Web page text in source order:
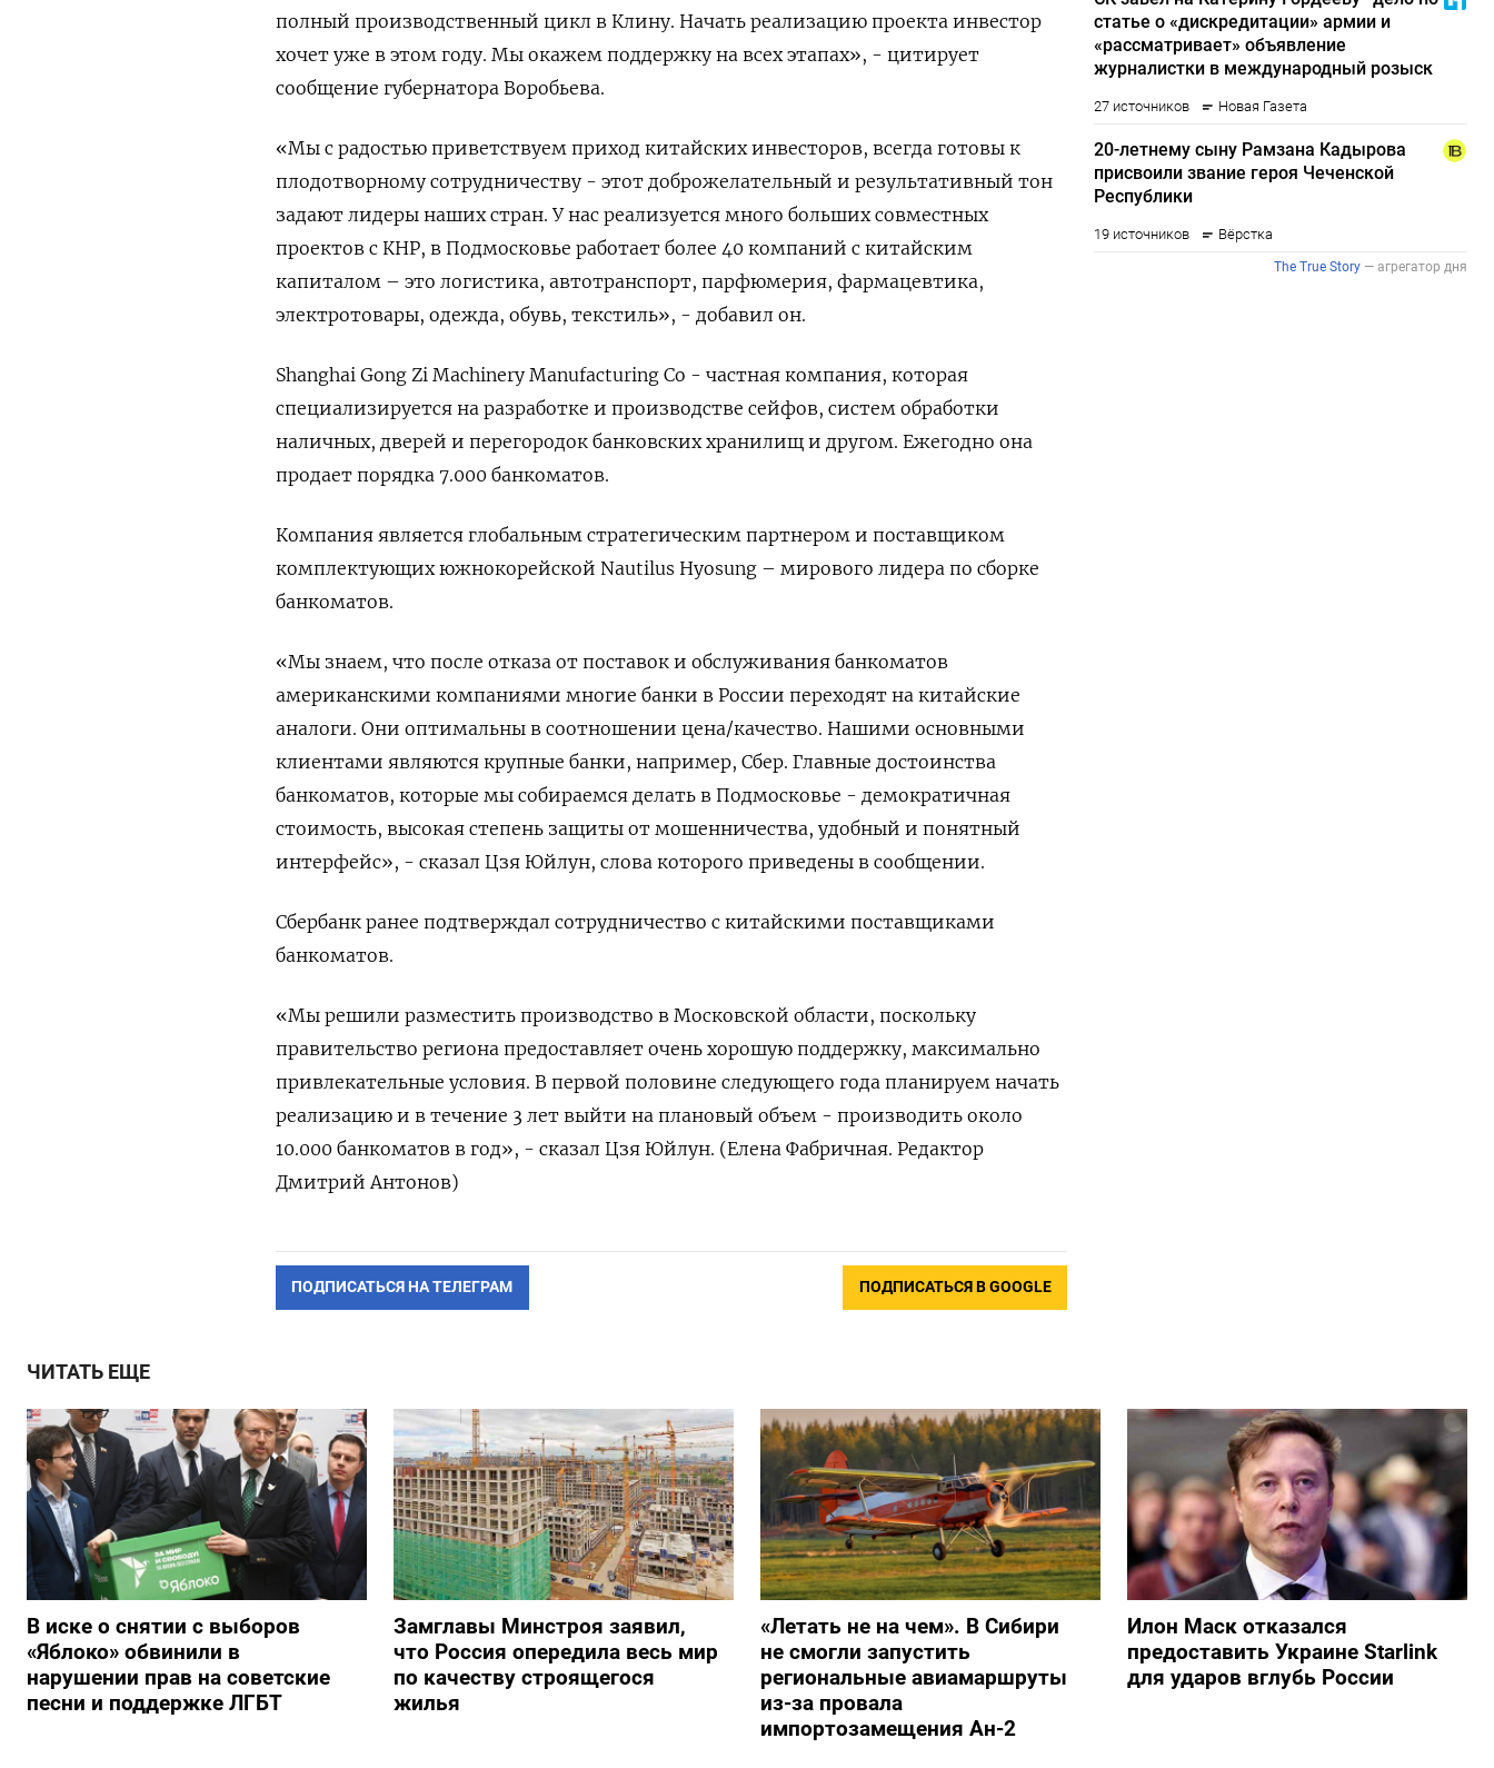
полный производственный цикл в Клину. Начать реализацию проекта инвестор
хочет уже в этом году. Мы окажем поддержку на всех этапах», - цитирует
сообщение губернатора Воробьева.
«Мы с радостью приветствуем приход китайских инвесторов, всегда готовы к
плодотворному сотрудничеству - этот доброжелательный и результативный тон
задают лидеры наших стран. У нас реализуется много больших совместных
проектов с КНР, в Подмосковье работает более 40 компаний с китайским
капиталом – это логистика, автотранспорт, парфюмерия, фармацевтика,
электротовары, одежда, обувь, текстиль», - добавил он.
Shanghai Gong Zi Machinery Manufacturing Co - частная компания, которая
специализируется на разработке и производстве сейфов, систем обработки
наличных, дверей и перегородок банковских хранилищ и другом. Ежегодно она
продает порядка 7.000 банкоматов.
Компания является глобальным стратегическим партнером и поставщиком
комплектующих южнокорейской Nautilus Hyosung – мирового лидера по сборке
банкоматов.
«Мы знаем, что после отказа от поставок и обслуживания банкоматов
американскими компаниями многие банки в России переходят на китайские
аналоги. Они оптимальны в соотношении цена/качество. Нашими основными
клиентами являются крупные банки, например, Сбер. Главные достоинства
банкоматов, которые мы собираемся делать в Подмосковье - демократичная
стоимость, высокая степень защиты от мошенничества, удобный и понятный
интерфейс», - сказал Цзя Юйлун, слова которого приведены в сообщении.
Сбербанк ранее подтверждал сотрудничество с китайскими поставщиками
банкоматов.
«Мы решили разместить производство в Московской области, поскольку
правительство региона предоставляет очень хорошую поддержку, максимально
привлекательные условия. В первой половине следующего года планируем начать
реализацию и в течение 3 лет выйти на плановый объем - производить около
10.000 банкоматов в год», - сказал Цзя Юйлун. (Елена Фабричная. Редактор
Дмитрий Антонов)
ПОДПИСАТЬСЯ НА ТЕЛЕГРАМ ПОДПИСАТЬСЯ В GOOGLE
ЧИТАТЬ ЕЩЕ
В иске о снятии с выборов
«Яблоко» обвинили в
нарушении прав на советские
песни и поддержке ЛГБТ
Замглавы Минстроя заявил,
что Россия опередила весь мир
по качеству строящегося
жилья
«Летать не на чем». В Сибири
не смогли запустить
региональные авиамаршруты
из-за провала
импортозамещения Ан-2
Илон Маск отказался
предоставить Украине Starlink
для ударов вглубь России